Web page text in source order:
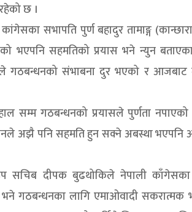
छ ।
सभापति पुर्ण बहादुर तामाङ्ग
भएपनि सहमतिको प्रयास भने न्युन
गठबन्धनको संभाबना दुर भएको र आजबाट
सम्म गठबन्धनको प्रयासले पुर्णता
अझै पनि सहमति हुन सक्ने अबस्था भएपनि
सचिब दीपक बुढथोकिले नेपाली
गठबन्धनका लागि एमाओवादी सकरात्मक